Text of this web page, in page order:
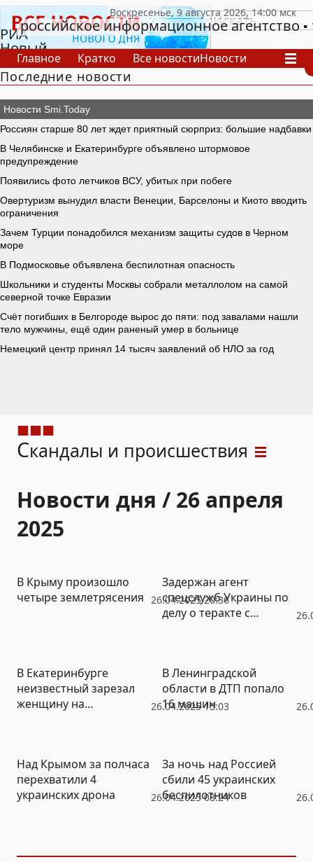
РИА
Новый
День
российское информационное агентство
Главное Кратко Все новостиНовости
В России
В мире
СпецпроектыПроекты Архив
Последние новости
Скандалы и происшествия
Новости дня / 26 апреля
2025
26.04.2025 20:36
В Крыму произошло
четыре землетрясения
Задержан агент
спецслужб Украины по
делу о теракте с
26.04.2025 15:03
В Екатеринбурге
неизвестный зарезал
женщину на
В Ленинградской
области в ДТП попало
16 машин
26.04.2025 08:24
Над Крымом за полчаса
перехватили 4
украинских дрона
За ночь над Россией
сбили 45 украинских
беспилотников